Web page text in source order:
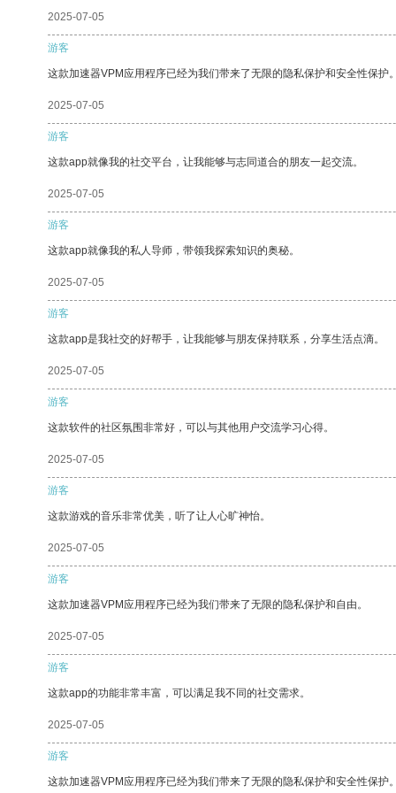
2025-07-05
游客
这款加速器VPM应用程序已经为我们带来了无限的隐私保护和安全性保护
2025-07-05
游客
这款app就像我的社交平台，让我能够与志同道合的朋友一起交流。
2025-07-05
游客
这款app就像我的私人导师，带领我探索知识的奥秘。
2025-07-05
游客
这款app是我社交的好帮手，让我能够与朋友保持联系，分享生活点滴。
2025-07-05
游客
这款软件的社区氛围非常好，可以与其他用户交流学习心得。
2025-07-05
游客
这款游戏的音乐非常优美，听了让人心旷神怡。
2025-07-05
游客
这款加速器VPM应用程序已经为我们带来了无限的隐私保护和自由。
2025-07-05
游客
这款app的功能非常丰富，可以满足我不同的社交需求。
2025-07-05
游客
这款加速器VPM应用程序已经为我们带来了无限的隐私保护和安全性保护